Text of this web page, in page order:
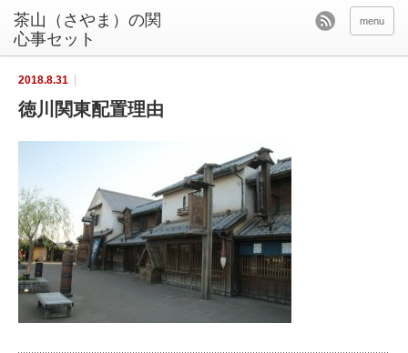
茶山（さやま）の関
心事セット
menu
2018.8.31
徳川関東配置理由